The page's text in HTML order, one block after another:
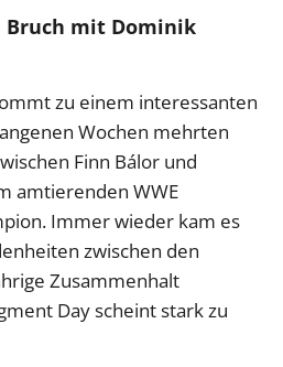
Bruch mit Dominik
zu einem interessanten
Wochen mehrten
Finn Bálor und
amtierenden WWE
Immer wieder kam es
zwischen den
Zusammenhalt
Day scheint stark zu